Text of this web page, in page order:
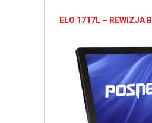
ELO 1717L – REWIZJA B